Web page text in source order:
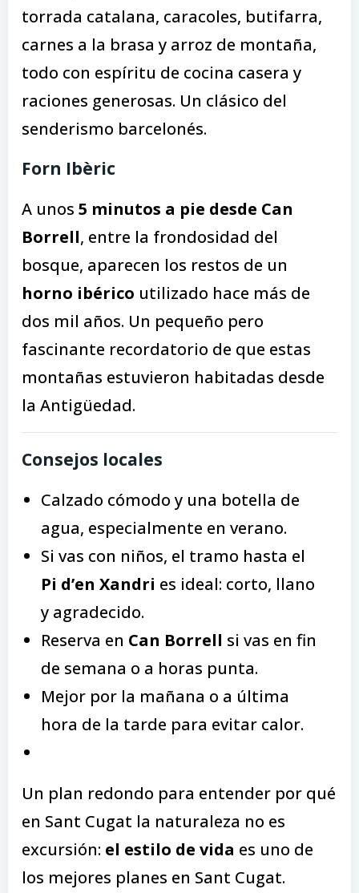
torrada catalana, caracoles, butifarra,
carnes a la brasa y arroz de montaña,
todo con espíritu de cocina casera y
raciones generosas. Un clásico del
senderismo barcelonés.
Forn Ibèric
A unos 5 minutos a pie desde Can
Borrell, entre la frondosidad del
bosque, aparecen los restos de un
horno ibérico utilizado hace más de
dos mil años. Un pequeño pero
fascinante recordatorio de que estas
montañas estuvieron habitadas desde
la Antigüedad.
Consejos locales
Calzado cómodo y una botella de
agua, especialmente en verano.
Si vas con niños, el tramo hasta el
Pi d’en Xandri es ideal: corto, llano
y agradecido.
Reserva en Can Borrell si vas en fin
de semana o a horas punta.
Mejor por la mañana o a última
hora de la tarde para evitar calor.
Un plan redondo para entender por qué
en Sant Cugat la naturaleza no es
excursión: el estilo de vida es uno de
los mejores planes en Sant Cugat.